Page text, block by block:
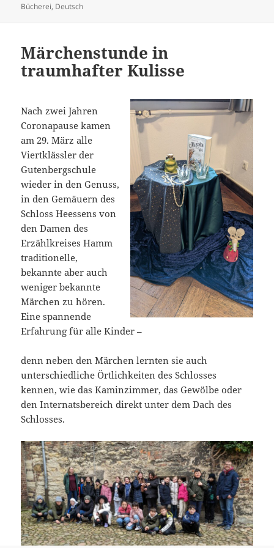
am
Bücherei, Deutsch
Märchenstunde in
traumhafter Kulisse
Nach zwei Jahren
Coronapause kamen
am 29. März alle
Viertklässler der
Gutenbergschule
wieder in den Genuss,
in den Gemäuern des
Schloss Heessens von
den Damen des
Erzählkreises Hamm
traditionelle,
bekannte aber auch
weniger bekannte
Märchen zu hören.
Eine spannende
Erfahrung für alle Kinder –
denn neben den Märchen lernten sie auch
unterschiedliche Örtlichkeiten des Schlosses
kennen, wie das Kaminzimmer, das Gewölbe oder
den Internatsbereich direkt unter dem Dach des
Schlosses.